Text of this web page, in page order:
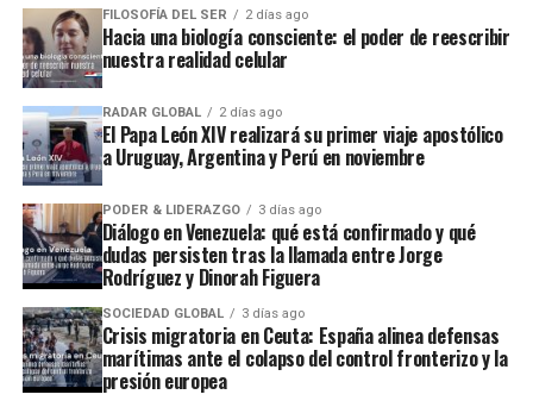
FILOSOFÍA DEL SER 2 días ago
Hacia una biología consciente: el poder de reescribir
nuestra realidad celular
RADAR GLOBAL 2 días ago
El Papa León XIV realizará su primer viaje apostólico
a Uruguay, Argentina y Perú en noviembre
PODER & LIDERAZGO 3 días ago
Diálogo en Venezuela: qué está confirmado y qué
dudas persisten tras la llamada entre Jorge
Rodríguez y Dinorah Figuera
SOCIEDAD GLOBAL 3 días ago
Crisis migratoria en Ceuta: España alinea defensas
marítimas ante el colapso del control fronterizo y la
presión europea